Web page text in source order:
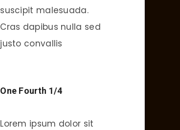
suscipit malesuada.
Cras dapibus nulla sed
justo convallis
One Fourth 1/4
Lorem ipsum dolor sit